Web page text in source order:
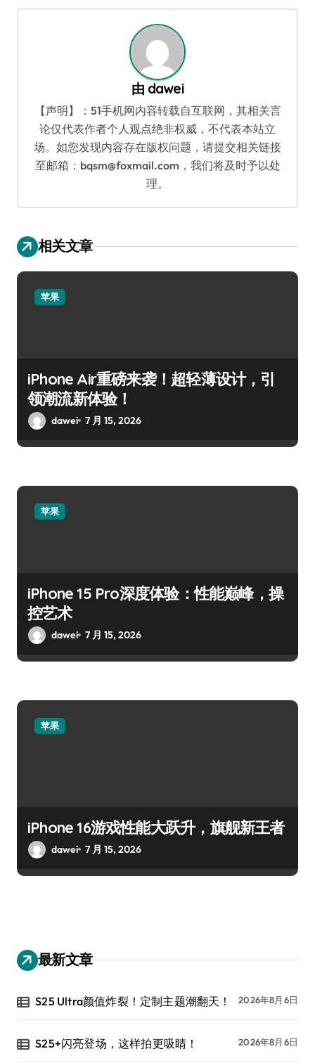
由 dawei
【声明】：51手机网内容转载自互联网，其相关言
论仅代表作者个人观点绝非权威，不代表本站立
场。如您发现内容存在版权问题，请提交相关链接
至邮箱：bqsm@foxmail.com，我们将及时予以处
理。
相关文章
苹果
iPhone Air重磅来袭！超轻薄设计，引
领潮流新体验！
dawei 7 月 15, 2026
苹果
iPhone 15 Pro深度体验：性能巅峰，操
控艺术
dawei 7 月 15, 2026
苹果
iPhone 16游戏性能大跃升，旗舰新王者
dawei 7 月 15, 2026
最新文章
S25 Ultra颜值炸裂！定制主题潮翻天！ 2026年8月6日
S25+闪亮登场，这样拍更吸睛！ 2026年8月6日